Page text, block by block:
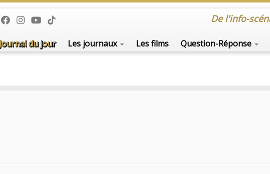
Journal du jour Les journaux Les films Question-Réponse